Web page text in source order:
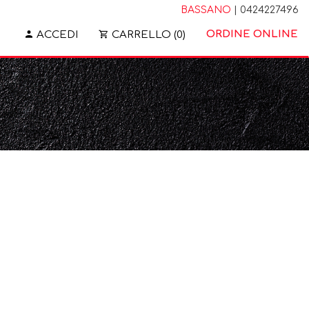
ACCEDI CARRELLO (0) ORDINE ONLINE
BASSANO | 0424227496